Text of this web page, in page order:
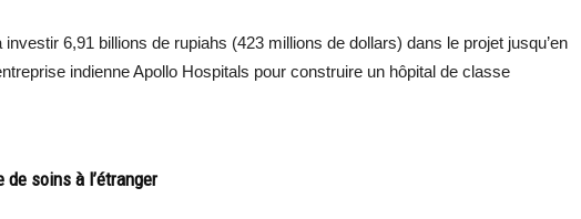
investir 6,91 billions de rupiahs (423 millions de dollars) dans le projet jusqu’en
indienne Apollo Hospitals pour construire un hôpital de classe
soins à l’étranger